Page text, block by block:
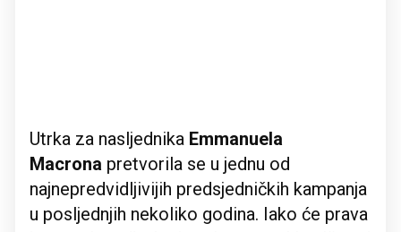
Utrka za nasljednika Emmanuela
Macrona pretvorila se u jednu od
najnepredvidljivijih predsjedničkih kampanja
u posljednjih nekoliko godina. Iako će prava